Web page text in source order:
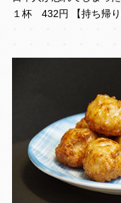
１杯 432円 【持ち帰り